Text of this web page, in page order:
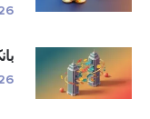
2026
بانک
2026